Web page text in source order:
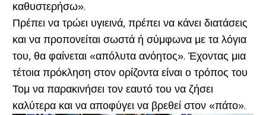
καθυστερήσω».
Πρέπει να τρώει υγιεινά, πρέπει να κάνει διατάσεις
και να προπονείται σωστά ή σύμφωνα με τα λόγια
του, θα φαίνεται «απόλυτα ανόητος». Έχοντας μια
τέτοια πρόκληση στον ορίζοντα είναι ο τρόπος του
Τομ να παρακινήσει τον εαυτό του να ζήσει
καλύτερα και να αποφύγει να βρεθεί στον «πάτο».